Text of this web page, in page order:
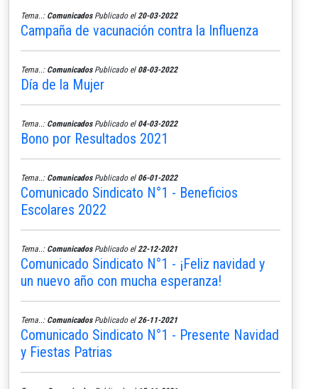
Tema..: ComunicadosPublicado el 20-03-2022
Campaña de vacunación contra la Influenza
Tema..: ComunicadosPublicado el 08-03-2022
Día de la Mujer
Tema..: ComunicadosPublicado el 04-03-2022
Bono por Resultados 2021
Tema..: ComunicadosPublicado el 06-01-2022
Comunicado Sindicato N°1 - Beneficios
Escolares 2022
Tema..: ComunicadosPublicado el 22-12-2021
Comunicado Sindicato N°1 - ¡Feliz navidad y
un nuevo año con mucha esperanza!
Tema..: ComunicadosPublicado el 26-11-2021
Comunicado Sindicato N°1 - Presente Navidad
y Fiestas Patrias